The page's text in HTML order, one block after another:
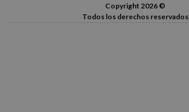
Copyright 2026 ©
Todos los derechos reservados